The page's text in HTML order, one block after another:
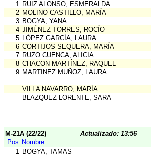
1 RUIZ ALONSO, ESMERALDA
2 MOLINO CASTILLO, MARÍA
3 BOGYA, YANA
4 JIMÉNEZ TORRES, ROCÍO
5 LÓPEZ GARCÍA, LAURA
6 CORTIJOS SEQUERA, MARÍA
7 RUZO CUENCA, ALICIA
8 CHACON MARTÍNEZ, RAQUEL
9 MARTINEZ MUÑOZ, LAURA
VILLA NAVARRO, MARÍA
BLAZQUEZ LORENTE, SARA
M-21A (22/22) Actualizado: 13:56
Pos Nombre
1 BOGYA, TAMAS